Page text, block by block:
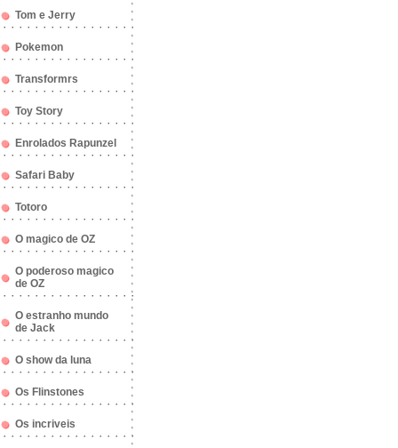
Tom e Jerry
Pokemon
Transformrs
Toy Story
Enrolados Rapunzel
Safari Baby
Totoro
O magico de OZ
O poderoso magico
de OZ
O estranho mundo
de Jack
O show da luna
Os Flinstones
Os incriveis